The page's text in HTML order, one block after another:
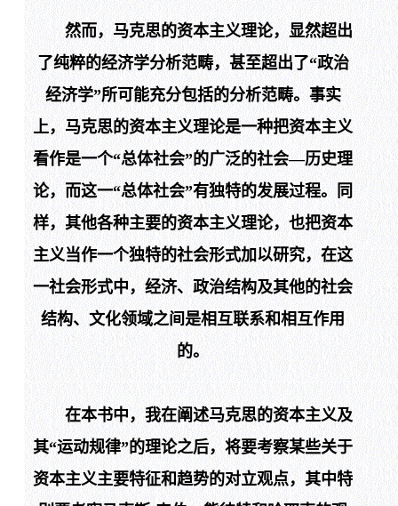
然而，马克思的资本主义理论，显然超出
了纯粹的经济学分析范畴，甚至超出了“政治
经济学”所可能充分包括的分析范畴。事实
上，马克思的资本主义理论是一种把资本主义
看作是一个“总体社会”的广泛的社会—历史理
论，而这一“总体社会”有独特的发展过程。同
样，其他各种主要的资本主义理论，也把资本
主义当作一个独特的社会形式加以研究，在这
一社会形式中，经济、政治结构及其他的社会
结构、文化领域之间是相互联系和相互作用
的。
在本书中，我在阐述马克思的资本主义及
其“运动规律”的理论之后，将要考察某些关于
资本主义主要特征和趋势的对立观点，其中特